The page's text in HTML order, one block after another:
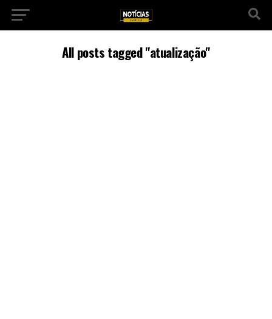
All posts tagged "atualização"